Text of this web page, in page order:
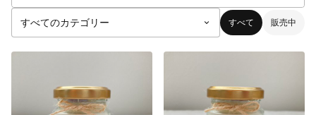
すべて 販売中